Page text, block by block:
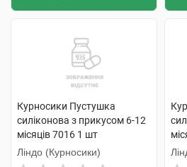
Курносики Пустушка
силіконова з прикусом 6-12
місяців 7016 1 шт
Ліндо (Курносики)